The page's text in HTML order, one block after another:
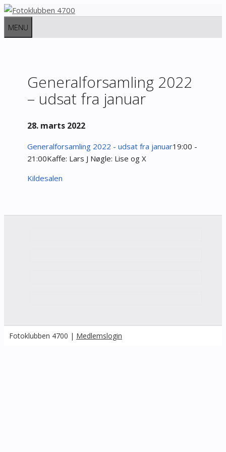
Hop
MENU
Generalforsamling 2022
– udsat fra januar
28. marts 2022
Generalforsamling 2022 - udsat fra januar19:00 -
21:00Kaffe: Lars J Nøgle: Lise og X
Kildesalen
Fotoklubben 4700 | Medlemslogin